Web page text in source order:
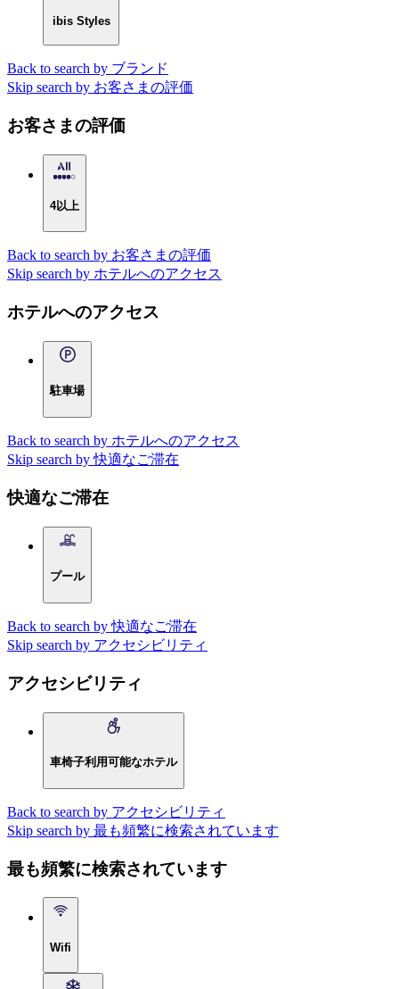
ibis Styles
Back to search by ブランド
Skip search by お客さまの評価
お客さまの評価
4以上
Back to search by お客さまの評価
Skip search by ホテルへのアクセス
ホテルへのアクセス
駐車場
Back to search by ホテルへのアクセス
Skip search by 快適なご滞在
快適なご滞在
プール
Back to search by 快適なご滞在
Skip search by アクセシビリティ
アクセシビリティ
車椅子利用可能なホテル
Back to search by アクセシビリティ
Skip search by 最も頻繁に検索されています
最も頻繁に検索されています
Wifi